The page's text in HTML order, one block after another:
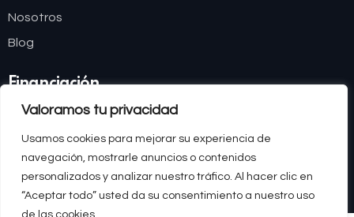
Valoramos tu privacidad
Usamos cookies para mejorar su experiencia de
navegación, mostrarle anuncios o contenidos
personalizados y analizar nuestro tráfico. Al hacer clic en
“Aceptar todo” usted da su consentimiento a nuestro uso
de las cookies.
Nosotros
Blog
Financiación
ClinicaKAM © 2026. All Rights Reserved.
Diseñado porMarketing On The Go